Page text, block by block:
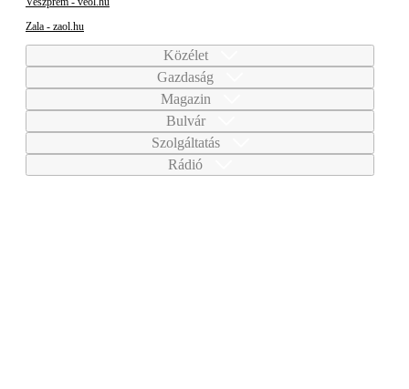
Zala - zaol.hu
Közélet
Gazdaság
Magazin
Bulvár
Szolgáltatás
Rádió